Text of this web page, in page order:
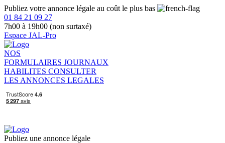
Publiez votre annonce légale au coût le plus bas
01 84 21 09 27
7h00 à 19h00 (non surtaxé)
Espace JAL-Pro
NOS
FORMULAIRES JOURNAUX
HABILITES CONSULTER
LES ANNONCES LEGALES
Publiez une annonce légale